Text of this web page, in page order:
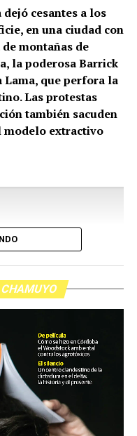
cesantes a los
en una ciudad con
montañas de
la poderosa Barrick
Lama, que perfora la
Las protestas
también sacuden
modelo extractivo